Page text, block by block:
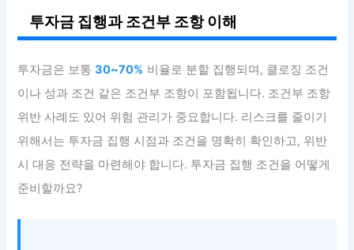
투자금 집행과 조건부 조항 이해
투자금은 보통30~70% 비율로 분할 집행되며, 클로징 조건
이나 성과 조건 같은 조건부 조항이 포함됩니다. 조건부 조항
위반 사례도 있어 위험 관리가 중요합니다. 리스크를 줄이기
위해서는 투자금 집행 시점과 조건을 명확히 확인하고, 위반
시 대응 전략을 마련해야 합니다. 투자금 집행 조건을 어떻게
준비할까요?